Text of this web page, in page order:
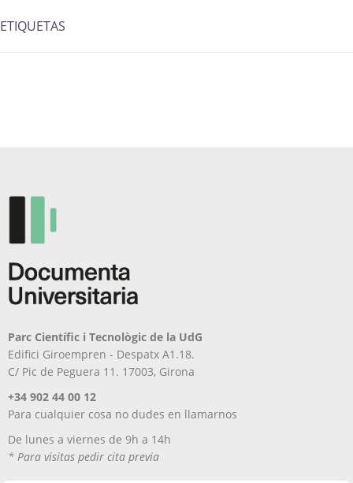
ETIQUETAS
Parc Científic i Tecnològic de la UdG
Edifici Giroempren - Despatx A1.18.
C/ Pic de Peguera 11. 17003, Girona
+34 902 44 00 12
Para cualquier cosa no dudes en llamarnos
De lunes a viernes de 9h a 14h
* Para visitas pedir cita previa